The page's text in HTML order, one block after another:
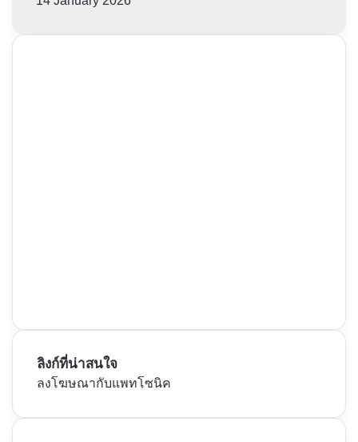
ลิงก์ที่น่าสนใจ
ลงโฆษณากับแพทโซนิค